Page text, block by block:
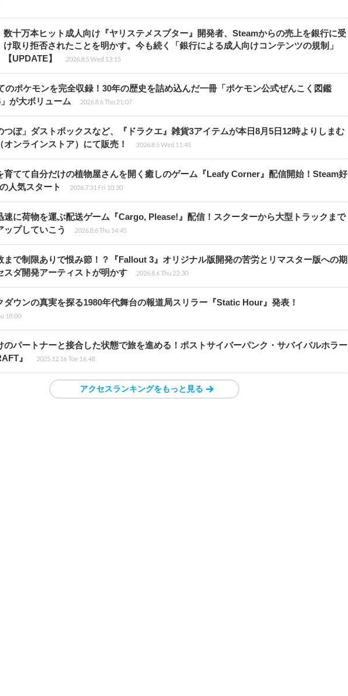
数十万本ヒット成人向け『ヤリステメスブター』開発者、Steamからの売上を銀行に受
け取り拒否されたことを明かす。今も続く「銀行による成人向けコンテンツの規制」
【UPDATE】
2026.8.5 Wed 13:15
のポケモンを完全収録！30年の歴史を詰め込んだ一冊「ポケモン公式ぜんこく図鑑
が大ボリューム
2026.8.6 Thu 21:07
つぼ」ダストボックスなど、『ドラクエ』雑貨3アイテムが本日8月5日12時よりしまむ
オンラインストア）にて販売！
2026.8.5 Wed 11:45
育てて自分だけの植物屋さんを開く癒しのゲーム『Leafy Corner』配信開始！Steam好
人気スタート
2026.7.31 Fri 10:30
速に荷物を運ぶ配送ゲーム『Cargo, Please!』配信！スクーターから大型トラックまで
ップしていこう
2026.8.6 Thu 14:45
まで制限ありで恨み節！？『Fallout 3』オリジナル版開発の苦労とリマスター版への期
スダ開発アーティストが明かす
2026.8.6 Thu 22:30
ダウンの真実を探る1980年代舞台の報道局スリラー『Static Hour』発表！
18:00
のパートナーと接合した状態で旅を進める！ポストサイバーパンク・サバイバルホラー
』
2025.12.16 Tue 16:48
アクセスランキングをもっと見る